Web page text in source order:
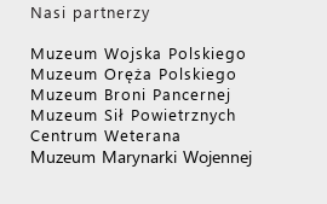
Nasi partnerzy
Muzeum Wojska Polskiego
Muzeum Oręża Polskiego
Muzeum Broni Pancernej
Muzeum Sił Powietrznych
Centrum Weterana
Muzeum Marynarki Wojennej